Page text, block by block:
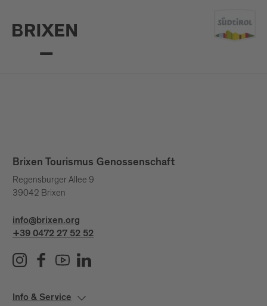
Brixen Tourismus Genossenschaft
Regensburger Allee 9
39042 Brixen
info@brixen.org
+39 0472 27 52 52
Info & Service